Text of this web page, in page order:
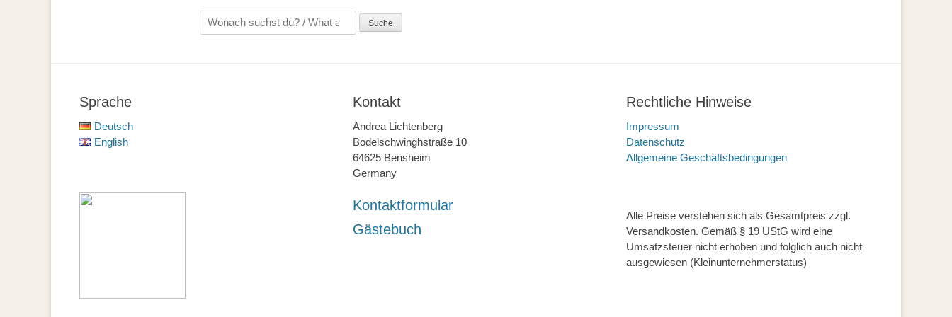
Suche
nach:
Sprache
Deutsch
English
Kontakt
Andrea Lichtenberg
Bodelschwinghstraße 10
64625 Bensheim
Germany
Kontaktformular
Gästebuch
Rechtliche Hinweise
Impressum
Datenschutz
Allgemeine Geschäftsbedingungen
Alle Preise verstehen sich als Gesamtpreis zzgl.
Versandkosten. Gemäß § 19 UStG wird eine
Umsatzsteuer nicht erhoben und folglich auch nicht
ausgewiesen (Kleinunternehmerstatus)